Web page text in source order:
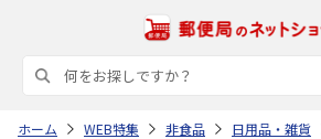
ホーム WEB特集 非食品 日用品・雑貨